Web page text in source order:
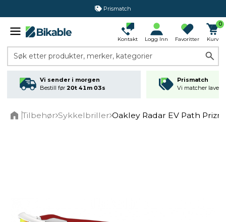
Prismatch
Kontakt Logg Inn Favoritter
0
Kurv
Søk etter produkter, merker, kategorier
Vi sender i morgen
Bestill før 20t 41m 03s
Prismatch
Vi matcher
Tilbehør Sykkelbriller Oakley Radar EV Path